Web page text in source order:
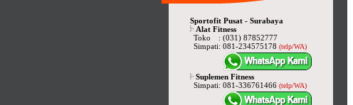
Sportofit Pusat - Surabaya
Alat Fitness
Toko
: (031) 87852777
Simpati: 081-234575178 (telp/WA)
Suplemen Fitness
Simpati: 081-336761466 (telp/WA)